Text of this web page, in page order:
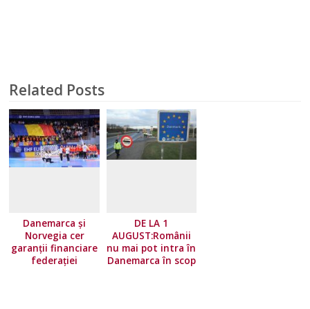
Related Posts
Danemarca și
Norvegia cer
garanții financiare
federației
DE LA 1
AUGUST:Românii
nu mai pot intra în
Danemarca în scop